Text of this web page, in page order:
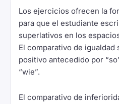
Los ejercicios ofrecen la
para que el estudiante
superlativos en los
El comparativo de
positivo antecedido por
“wie”.
El comparativo de